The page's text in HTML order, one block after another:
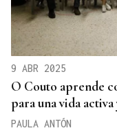
9 ABR 2025
O Couto aprende
para una vida
PAULA ANTÓN